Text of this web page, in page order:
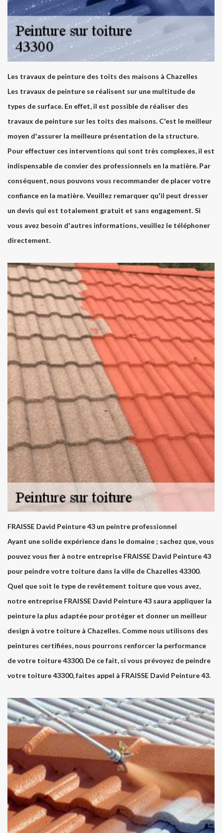
Les travaux de peinture des toits des maisons à Chazelles
Les travaux de peinture se réalisent sur une multitude de
types de surface. En effet, il est possible de réaliser des
travaux de peinture sur les toits des maisons. C'est le meilleur
moyen d'assurer la meilleure présentation de la structure.
Pour effectuer ces interventions qui sont très complexes, il est
indispensable de convier des professionnels en la matière. Par
conséquent, nous pouvons vous recommander de placer votre
confiance en la matière. Veuillez remarquer qu'il peut dresser
un devis qui est totalement gratuit et sans engagement. Si
vous avez besoin d'autres informations, veuillez le téléphoner
directement.
FRAISSE David Peinture 43 un peintre professionnel
Ayant une solide expérience dans le domaine ; sachez que, vous
pouvez vous fier à notre entreprise FRAISSE David Peinture 43
pour peindre votre toiture dans la ville de Chazelles 43300.
Quel que soit le type de revêtement toiture que vous avez,
notre entreprise FRAISSE David Peinture 43 saura appliquer la
peinture la plus adaptée pour protéger et donner un meilleur
design à votre toiture à Chazelles. Comme nous utilisons des
peintures certifiées, nous pourrons renforcer la performance
de votre toiture 43300. De ce fait, si vous prévoyez de peindre
votre toiture 43300, faites appel à FRAISSE David Peinture 43.